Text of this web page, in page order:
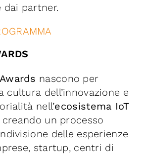
partner.
nascono per
cultura dell’innovazione e
nell’ecosistema IoT
creando un processo
delle esperienze
startup, centri di